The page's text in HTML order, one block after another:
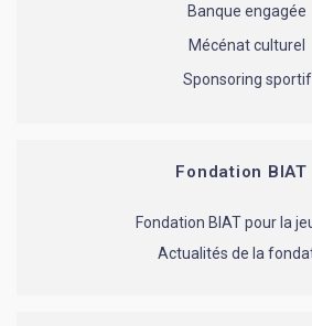
Banque engagée
Mécénat culturel
Sponsoring sportif
Fondation BIAT
Fondation BIAT pour la
Actualités de la